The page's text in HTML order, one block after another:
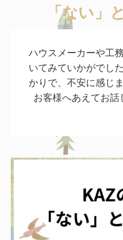
「ない」
ハウスメーカーや工
いてみていかがでし
かりで、不安に感じ
お客様へあえてお話